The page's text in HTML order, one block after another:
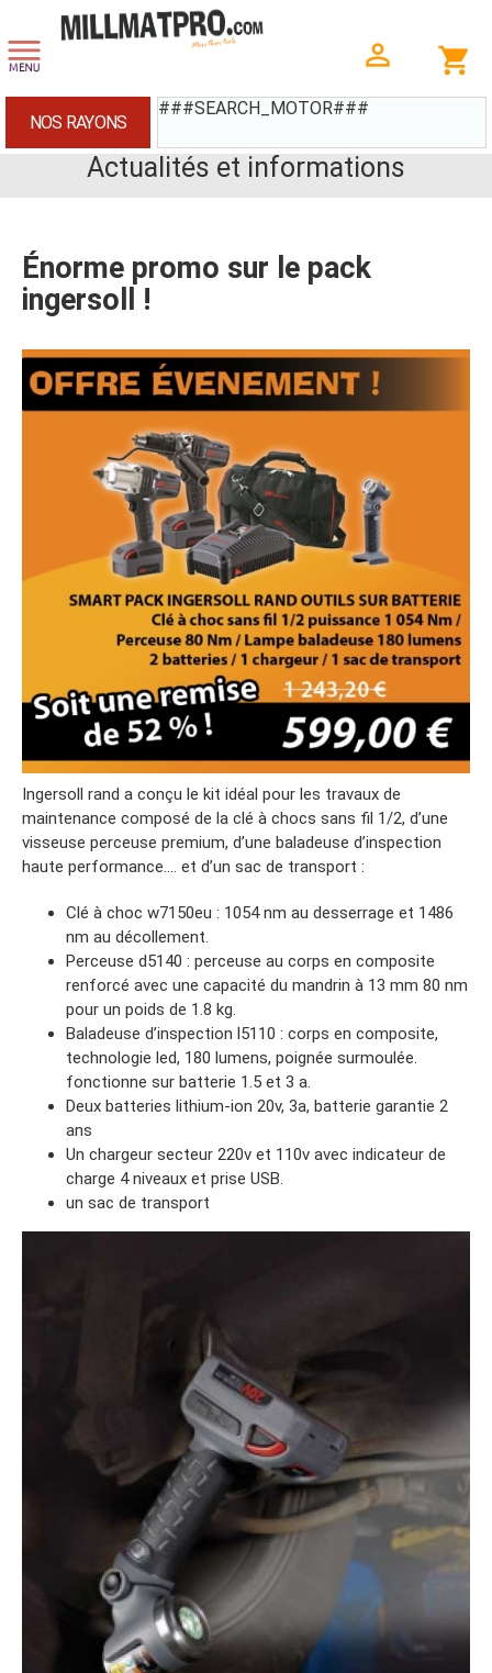
###SEARCH_MOTOR###
NOS RAYONS
Actualités et informations
Énorme promo sur le pack
ingersoll !
Ingersoll rand a conçu le kit idéal pour les travaux de
maintenance composé de la clé à chocs sans fil 1/2, d’une
visseuse perceuse premium, d’une baladeuse d’inspection
haute performance…. et d’un sac de transport :
Clé à choc w7150eu : 1054 nm au desserrage et 1486
nm au décollement.
Perceuse d5140 : perceuse au corps en composite
renforcé avec une capacité du mandrin à 13 mm 80 nm
pour un poids de 1.8 kg.
Baladeuse d’inspection l5110 : corps en composite,
technologie led, 180 lumens, poignée surmoulée.
fonctionne sur batterie 1.5 et 3 a.
Deux batteries lithium-ion 20v, 3a, batterie garantie 2
ans
Un chargeur secteur 220v et 110v avec indicateur de
charge 4 niveaux et prise USB.
un sac de transport